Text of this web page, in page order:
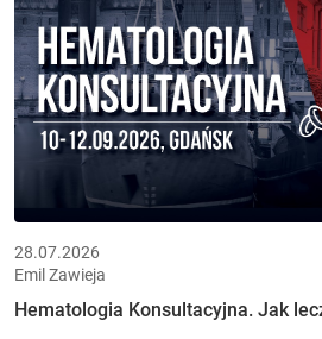
28.07.2026
Emil Zawieja
Hematologia Konsultacyjna. Jak